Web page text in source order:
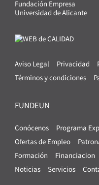
Fundación Empresa
Universidad de Alicante
Aviso Legal Privacidad
Términos y condiciones
FUNDEUN
Conócenos Programa
Ofertas de Empleo
Formación
Financiacion
Noticias
Servicios